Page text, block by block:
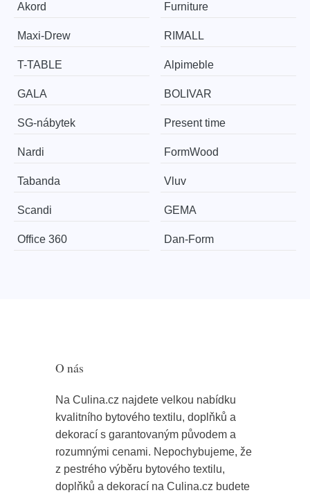
Akord Furniture
Maxi-Drew RIMALL
T-TABLE Alpimeble
GALA BOLIVAR
SG-nábytek Present time
Nardi FormWood
Tabanda Vluv
Scandi GEMA
Office 360 ​​​​​Dan-Form
O nás
Na Culina.cz najdete velkou nabídku
kvalitního bytového textilu, doplňků a
dekorací s garantovaným původem a
rozumnými cenami. Nepochybujeme, že
z pestrého výběru bytového textilu,
doplňků a dekorací na Culina.cz budete